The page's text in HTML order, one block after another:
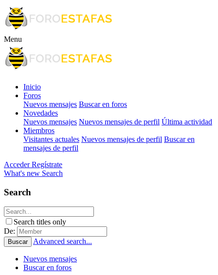
Menu
Inicio
Foros
Nuevos mensajes Buscar en foros
Novedades
Nuevos mensajes Nuevos mensajes de perfil Última actividad
Miembros
Visitantes actuales Nuevos mensajes de perfil Buscar en
mensajes de perfil
Acceder Regístrate
What's new Search
Search
Search titles only
De:
Buscar Advanced search...
Nuevos mensajes
Buscar en foros